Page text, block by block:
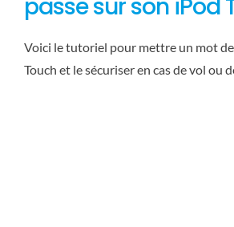
Voici le tutoriel pour mettre un mot
Touch et le sécuriser en cas de vol ou